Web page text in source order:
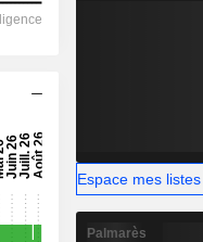
Espace mes listes
Palmarès